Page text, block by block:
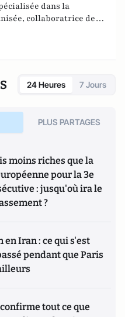
dans la
collaboratrice de
la tête de
de contenus sur les
24 Heures 7 Jours
PLUS PARTAGES
moins riches que la
pour la 3e
: jusqu'où ira le
?
en Iran : ce qui s'est
pendant que Paris
confirme tout ce que